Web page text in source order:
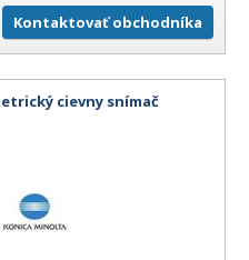
Kontaktovať obchodníka
cievny snímač